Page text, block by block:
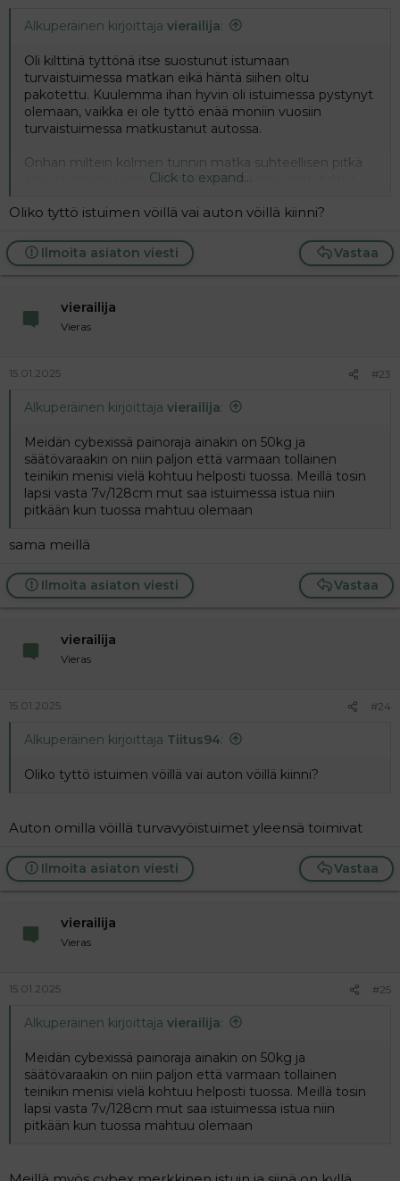
Alkuperäinen kirjoittaja vierailija:
Oli kilttinä tyttönä itse suostunut istumaan
turvaistuimessa matkan eikä häntä siihen oltu
pakotettu. Kuulemma ihan hyvin oli istuimessa pystynyt
olemaan, vaikka ei ole tyttö enää moniin vuosiin
turvaistuimessa matkustanut autossa.
Onhan miltein kolmen tunnin matka suhteellisen pitkä
aika istuimessa ison tytön olla, mutta ilmeisesti tyttöä
matkaa turvaistuimessa
Click to expand...
Oliko tyttö istuimen vöillä vai auton vöillä kiinni?
Vastaa
Ilmoita asiaton viesti
vierailija
Vieras
15.01.2025 #23
Alkuperäinen kirjoittaja vierailija:
Meidän cybexissä painoraja ainakin on 50kg ja
säätövaraakin on niin paljon että varmaan tollainen
teinikin menisi vielä kohtuu helposti tuossa. Meillä tosin
lapsi vasta 7v/128cm mut saa istuimessa istua niin
pitkään kun tuossa mahtuu olemaan
sama meillä
Vastaa
Ilmoita asiaton viesti
vierailija
Vieras
15.01.2025 #24
Alkuperäinen kirjoittaja Tiitus94:
Oliko tyttö istuimen vöillä vai auton vöillä kiinni?
Auton omilla vöillä turvavyöistuimet yleensä toimivat
Vastaa
Ilmoita asiaton viesti
vierailija
Vieras
15.01.2025 #25
Alkuperäinen kirjoittaja vierailija:
Meidän cybexissä painoraja ainakin on 50kg ja
säätövaraakin on niin paljon että varmaan tollainen
teinikin menisi vielä kohtuu helposti tuossa. Meillä tosin
lapsi vasta 7v/128cm mut saa istuimessa istua niin
pitkään kun tuossa mahtuu olemaan